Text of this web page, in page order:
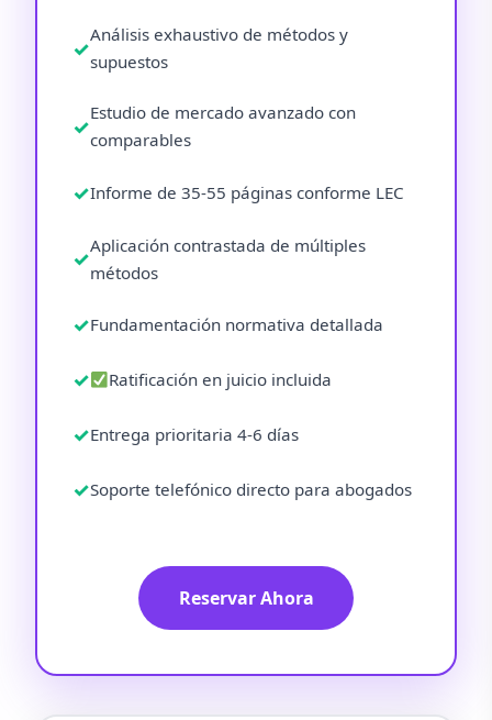
Análisis exhaustivo de métodos y
supuestos
Estudio de mercado avanzado con
comparables
Informe de 35-55 páginas conforme LEC
Aplicación contrastada de múltiples
métodos
Fundamentación normativa detallada
Ratificación en juicio incluida
Entrega prioritaria 4-6 días
Soporte telefónico directo para abogados
Reservar Ahora